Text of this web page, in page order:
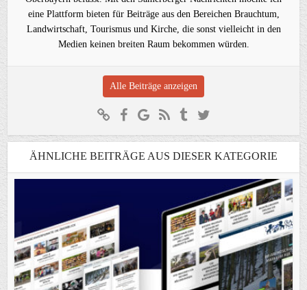
eine Plattform bieten für Beiträge aus den Bereichen Brauchtum,
Landwirtschaft, Tourismus und Kirche, die sonst vielleicht in den
Medien keinen breiten Raum bekommen würden.
Alle Beiträge anzeigen
ÄHNLICHE BEITRÄGE AUS DIESER KATEGORIE